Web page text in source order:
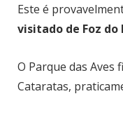
Este é
visitado de Foz do
O Parque das Aves
Cataratas,